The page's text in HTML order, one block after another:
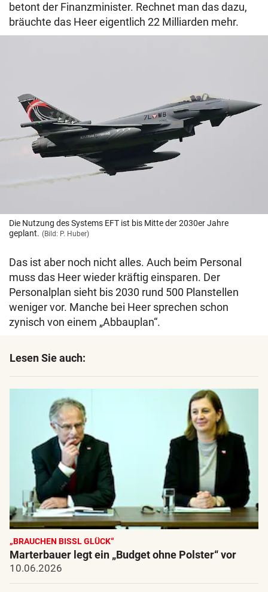
betont der Finanzminister. Rechnet man das dazu,
bräuchte das Heer eigentlich 22 Milliarden mehr.
Die Nutzung des Systems EFT ist bis Mitte der 2030er Jahre
geplant. (Bild: P. Huber)
Das ist aber noch nicht alles. Auch beim Personal
muss das Heer wieder kräftig einsparen. Der
Personalplan sieht bis 2030 rund 500 Planstellen
weniger vor. Manche bei Heer sprechen schon
zynisch von einem „Abbauplan“.
Lesen Sie auch:
„BRAUCHEN BISSL GLÜCK“
Marterbauer legt ein „Budget ohne Polster“ vor
10.06.2026